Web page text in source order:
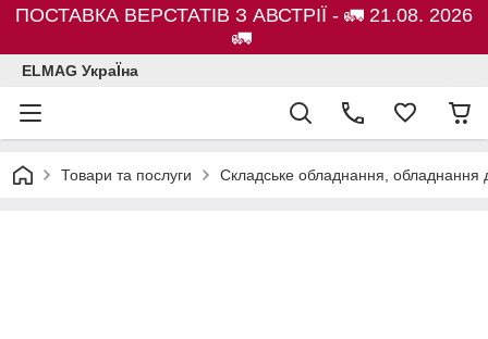
ПОСТАВКА ВЕРСТАТІВ З АВСТРІЇ - 🚛 21.08. 2026
🚛
ELMAG УкраЇна
Товари та послуги Складське обладнання, обладнання